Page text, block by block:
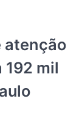
atenção
192 mil